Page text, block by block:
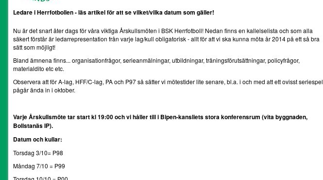
Ledare i Herrfotbollen - läs artikel för att se vilket/vilka datum som gäller!
Nu är det snart åter dags för våra viktiga Årskullsmöten i BSK Herrfotboll! Nedan finns en kallelselista och som alla
säkert förstår är ledarrepresentation från varje lag/kull obligatorisk - allt för att vi ska kunna möta år 2014 på ett så bra
sätt som möjligt!
Bland ämnena finns... organisationfrågor, serieanmälningar, utbildningar, träningsförutsättningar, policyfrågor,
materialdito etc etc.
Observera att för A-lag, HFF/C-lag, PA och P97 så sätter vi mötestider lite senare, bl.a. i och med att ett ovisst seriespel
pågår ända in i oktober.
Varje Årskullsmöte tar start kl 19:00 och vi håller till i Bipen-kansliets stora konferensrum (vita byggnaden,
Bollstanäs IP).
Datum och kullar:
Torsdag 3/10= P98
Måndag 7/10 = P99